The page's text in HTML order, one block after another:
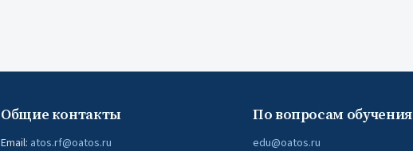
Общие контакты
Email: atos.rf@oatos.ru
По вопросам обучения
edu@oatos.ru